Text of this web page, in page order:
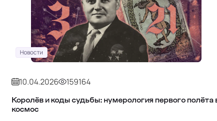
Новости
10.04.2026 159164
Королёв и коды судьбы: нумерология первого полёта
космос